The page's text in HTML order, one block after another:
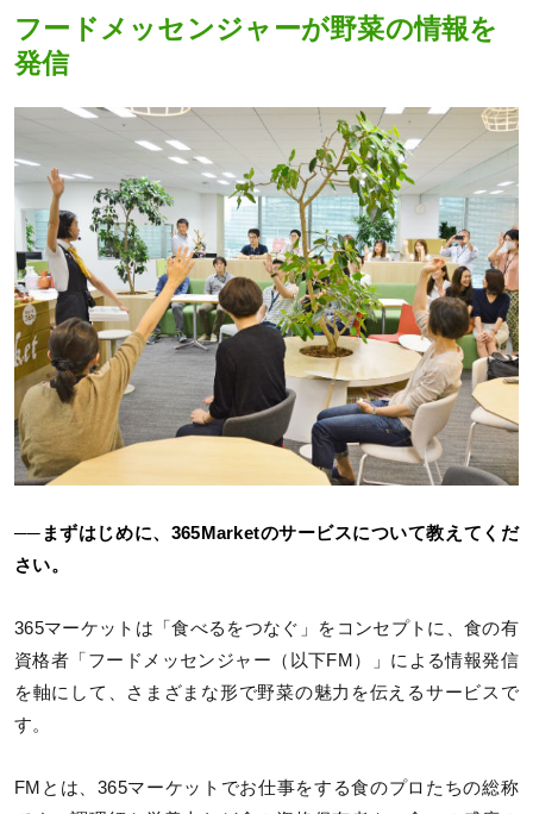
フードメッセンジャーが野菜の情報を
発信
──まずはじめに、365Marketのサービスについて教えてくだ
さい。
365マーケットは「食べるをつなぐ」をコンセプトに、食の有
資格者「フードメッセンジャー（以下FM）」による情報発信
を軸にして、さまざまな形で野菜の魅力を伝えるサービスで
す。
FMとは、365マーケットでお仕事をする食のプロたちの総称